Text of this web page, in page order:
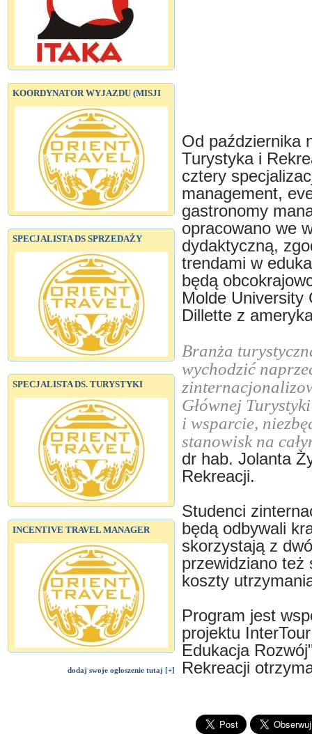
KOORDYNATOR WYJAZDU (MISJI
SPECJALISTA DS SPRZEDAŻY
SPECJALISTA DS. TURYSTYKI
INCENTIVE TRAVEL MANAGER
dodaj swoje ogłoszenie tutaj [+]
Od października
Turystyka i
cztery
management,
gastronomy
opracowano we
dydaktyczną,
trendami w
będą
Molde University
Dillette z
Branża
wychodzić
Głównej
i wsparcie,
stanowisk na
dr hab. Jolanta
Rekreacji.
Studenci
będą odbywali
skorzystają z
przewidziano też
koszty
Program jest
projektu
Edukacja
Rekreacji